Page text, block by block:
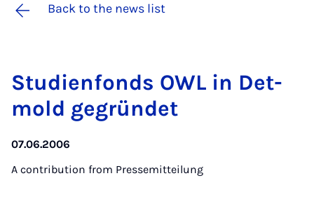
Back to the news list
Stud­i­en­fonds OWL in Det­
mold gegrün­det
07.06.2006
A contribution from Pressemitteilung